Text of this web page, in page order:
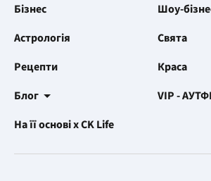
Бізнес
Шоу-
Астрологія
Свята
Рецепти
Краса
Блог
VIP -
На її основі x CK Life